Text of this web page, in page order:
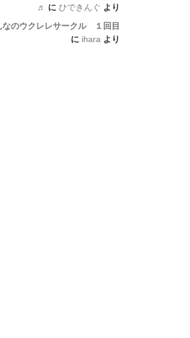
♬
に ひできんぐ より
なのウクレレサークル １回目
に ihara より